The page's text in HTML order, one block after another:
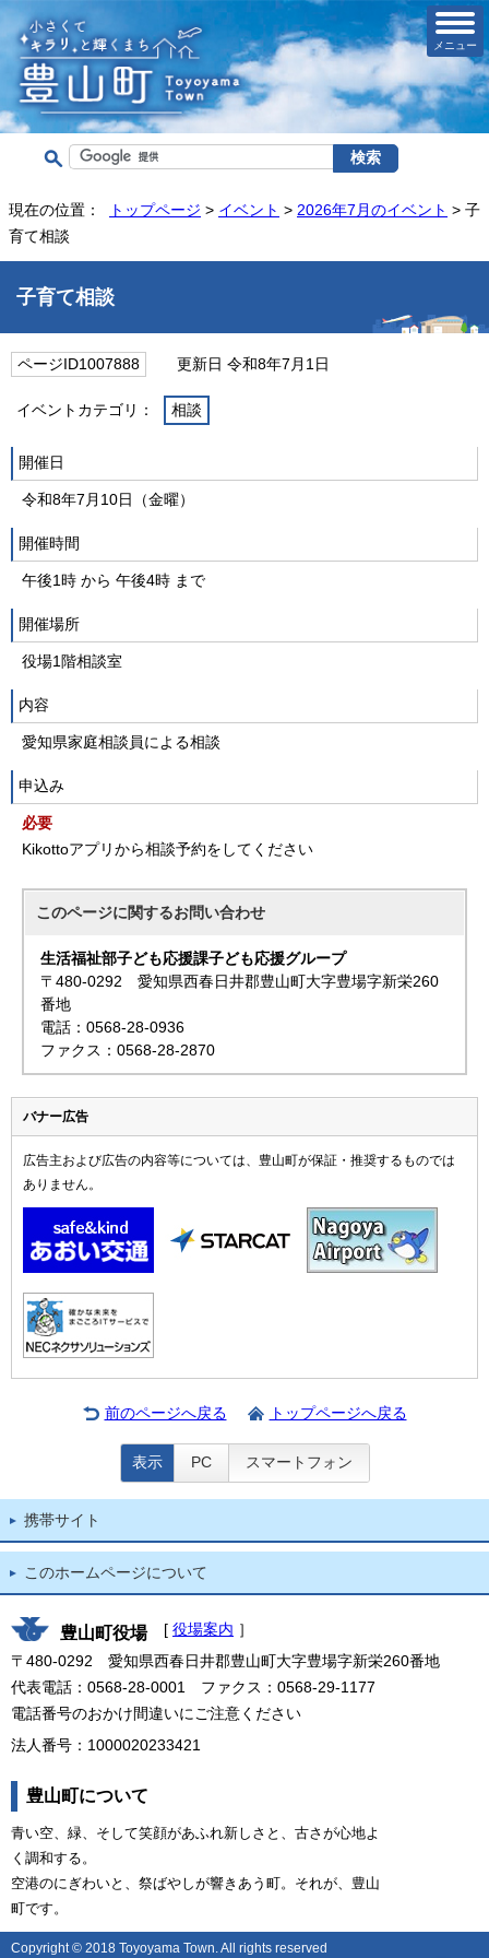
メニュー
現在の位置： トップページ > イベント > 2026年7月のイベント > 子
育て相談
子育て相談
ページID1007888 更新日 令和8年7月1日
イベントカテゴリ： 相談
開催日
令和8年7月10日（金曜）
開催時間
午後1時 から 午後4時 まで
開催場所
役場1階相談室
内容
愛知県家庭相談員による相談
申込み
必要
Kikottoアプリから相談予約をしてください
このページに関するお問い合わせ
生活福祉部子ども応援課子ども応援グループ
〒480-0292 愛知県西春日井郡豊山町大字豊場字新栄260
番地
電話：0568-28-0936
ファクス：0568-28-2870
バナー広告
広告主および広告の内容等については、豊山町が保証・推奨するものでは
ありません。
前のページへ戻る トップページへ戻る
表示 PC スマートフォン
携帯サイト
このホームページについて
豊山町役場 [ 役場案内 ］
〒480-0292 愛知県西春日井郡豊山町大字豊場字新栄260番地
代表電話：0568-28-0001 ファクス：0568-29-1177
電話番号のおかけ間違いにご注意ください
法人番号：1000020233421
豊山町について
青い空、緑、そして笑顔があふれ新しさと、古さが心地よ
く調和する。
空港のにぎわいと、祭ばやしが響きあう町。それが、豊山
町です。
Copyright © 2018 Toyoyama Town. All rights reserved